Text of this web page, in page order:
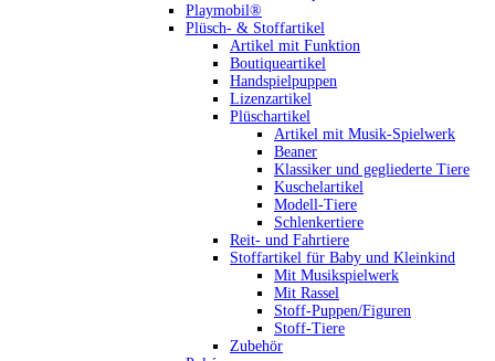
Playmobil®
Plüsch- & Stoffartikel
Artikel mit Funktion
Boutiqueartikel
Handspielpuppen
Lizenzartikel
Plüschartikel
Artikel mit Musik-Spielwerk
Beaner
Klassiker und gegliederte Tiere
Kuschelartikel
Modell-Tiere
Schlenkertiere
Reit- und Fahrtiere
Stoffartikel für Baby und Kleinkind
Mit Musikspielwerk
Mit Rassel
Stoff-Puppen/Figuren
Stoff-Tiere
Zubehör